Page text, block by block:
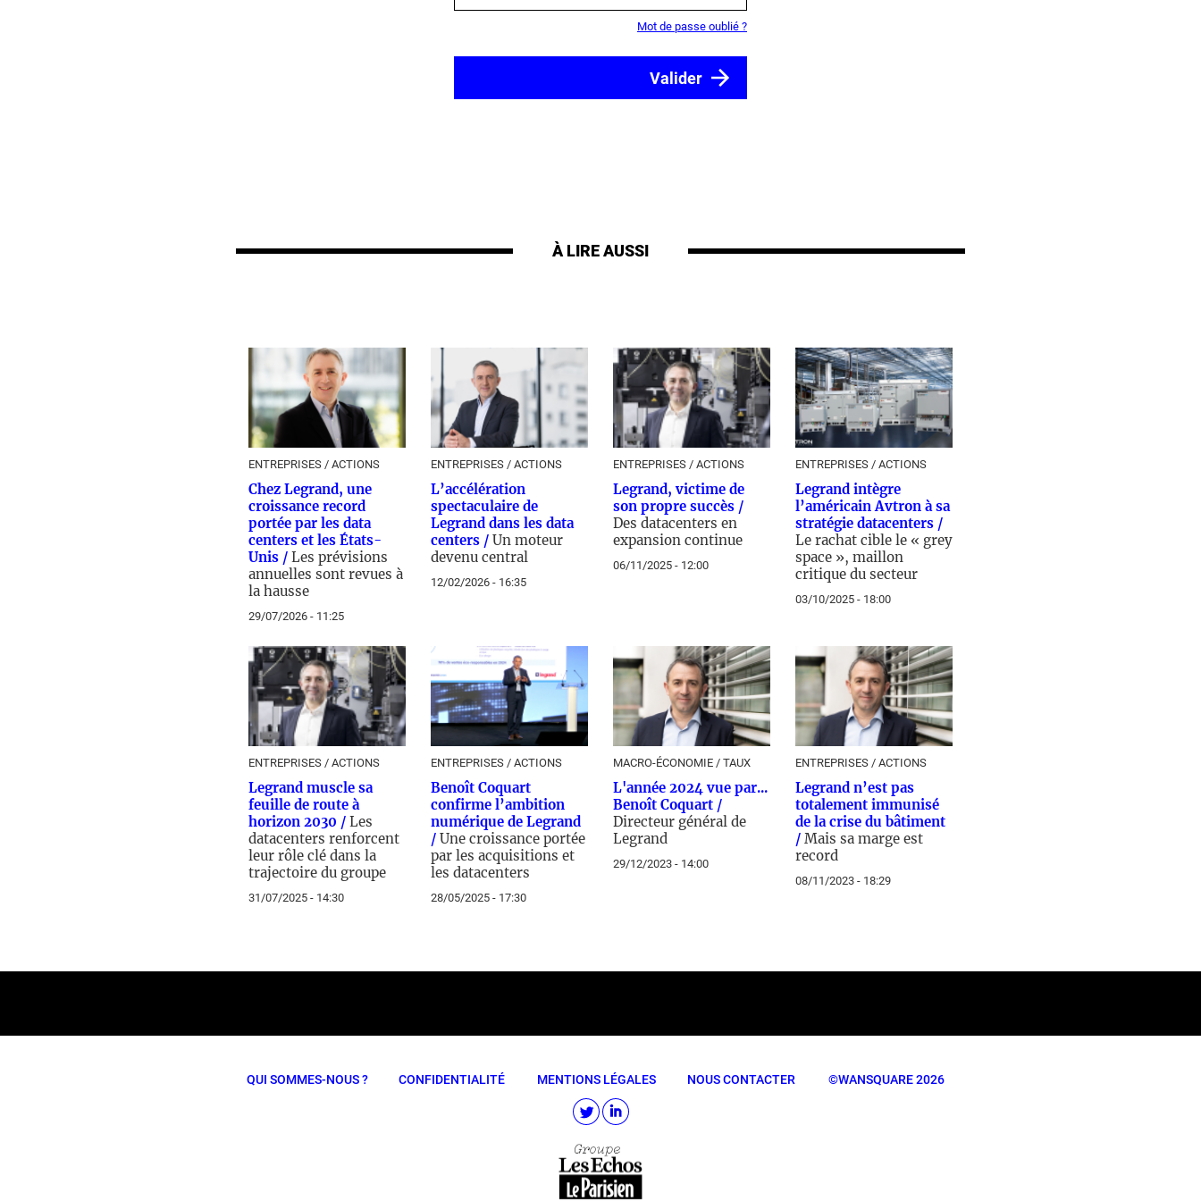
Mot de passe oublié ?
À LIRE AUSSI
ENTREPRISES / ACTIONS
Chez Legrand, une
croissance record
portée par les data
centers et les États-
Unis / Les prévisions
annuelles sont revues à
la hausse
29/07/2026 - 11:25
ENTREPRISES / ACTIONS
L’accélération
spectaculaire de
Legrand dans les data
centers / Un moteur
devenu central
12/02/2026 - 16:35
ENTREPRISES / ACTIONS
Legrand, victime de
son propre succès /
Des datacenters en
expansion continue
06/11/2025 - 12:00
ENTREPRISES / ACTIONS
Legrand intègre
l’américain Avtron à sa
stratégie datacenters /
Le rachat cible le « grey
space », maillon
critique du secteur
03/10/2025 - 18:00
ENTREPRISES / ACTIONS
Legrand muscle sa
feuille de route à
horizon 2030 / Les
datacenters renforcent
leur rôle clé dans la
trajectoire du groupe
31/07/2025 - 14:30
ENTREPRISES / ACTIONS
Benoît Coquart
confirme l’ambition
numérique de Legrand
/ Une croissance portée
par les acquisitions et
les datacenters
28/05/2025 - 17:30
MACRO-ÉCONOMIE / TAUX
L'année 2024 vue par...
Benoît Coquart /
Directeur général de
Legrand
29/12/2023 - 14:00
ENTREPRISES / ACTIONS
Legrand n’est pas
totalement immunisé
de la crise du bâtiment
/ Mais sa marge est
record
08/11/2023 - 18:29
QUI SOMMES-NOUS ? CONFIDENTIALITÉ MENTIONS LÉGALES NOUS CONTACTER ©WANSQUARE 2026